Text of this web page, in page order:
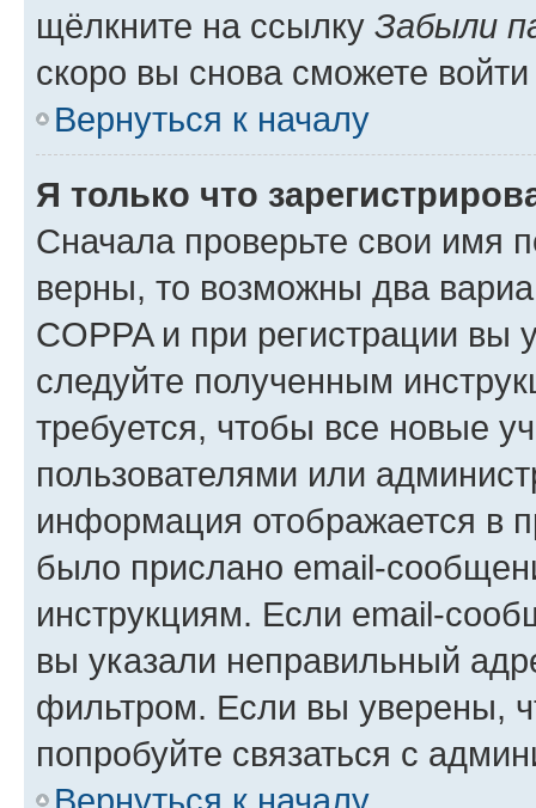
щёлкните на ссылку Забыли
скоро вы снова сможете
Вернуться к началу
Я только что
Сначала проверьте свои имя
верны, то возможны два
COPPA и при регистрации вы
следуйте полученным
требуется, чтобы все новые
пользователями или
информация отображается в
было прислано email-
инструкциям. Если email-
вы указали неправильный
фильтром. Если вы уверены,
попробуйте связаться с
Вернуться к началу